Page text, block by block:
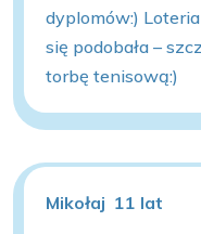
dyplomów:)
się podobała –
torbę tenisową:)
Mikołaj 11 lat